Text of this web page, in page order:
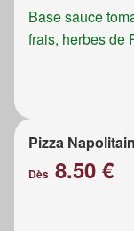
Base sauce
frais, herbes de
Pizza
Dès 8.50 €